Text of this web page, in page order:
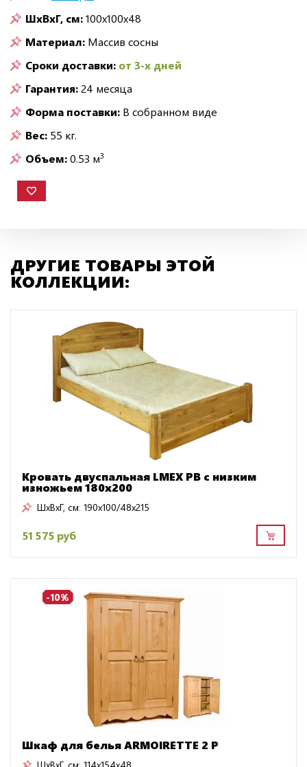
ШxВxГ, см:100x100x48
Материал: Массив сосны
Сроки доставки: от 3-х дней
Гарантия:24 месяца
Форма поставки: В собранном виде
Вес: 55 кг.
Объем:0.53 м3
ДРУГИЕ ТОВАРЫ ЭТОЙ
КОЛЛЕКЦИИ:
Кровать двуспальная LMEX PB с низким
изножьем 180x200
ШxВxГ, см: 190x100/48x215
51 575 руб
-10%
Шкаф для белья ARMOIRETTE 2 P